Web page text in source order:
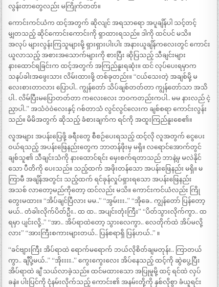
လွန်းတာတွေလည်း မကြိုက်တတ်။
ကောင်းကင်ယံက ထင့်အတွက် ဆိုလျင် အရသာရော အပူချိန်ပါ သင့်တင့်
မျှတသည့် ဆိုင်ကောင်းကောင်းကို ရှာထားရသည်။ ဒါကို ထင်ပင် မသိ။
အလုပ် များလွန်းကြသူများမို့ ရှားရှားပါးပါး အနားယူချိန်ကလေးတွင် ကောင်း
ယူလာသည့် အစားအသောက်များကို စားပြီး ဆိုပြသည့် သီချင်းများ
နားထောင်ရခြင်းက ထင့်အတွက် အကြည်နူးရဆုံး။ ထင် လုပ်ပေးရမှာက
သနပ်ခါးအဖွေးသား လိမ်းထားဖို့ တစ်ခုတည်း။ “ငယ်သေးတဲ့ အချစ်မို့ မ
လေးစားတာလား ပြောပါ.. ကျွန်တော် သိပ်ချစ်တတ်တာ ကျွန်တော်သာ အသိ
ပါ.. လိမ်ပြီးမပြောတတ်တာ ကလေးလေး ဘဝကတည်းကပါ.. မမ နားလည် ငဲ့
ညှာပါ..” အသံဝဲဝဲလေးနှင့် ဂစ်တာသံ လွင်လွင်လေးက ချစ်စရာ ကောင်းလွန်း
သည်။ မိမိအတွက် ဆိုသည့် ခံစားချက်က ရင်ကို အထူးကြည်နူးစေ၏။
လူအများ အပန်းပြေဖို့ ခရီးတွေ စီစဉ်ပေးရသည့် ထင့်လို လူအတွက် ငွေပေး
ဝယ်ရသည့် အပန်းဖြေနည်းတွေက ဘာတန်ဖိုးမှ မရှိ။ လရောင်အောက်တွင်
ချစ်သူ၏ သီချင်းသံကို နားထောင်ရင်း မှေးစက်ရတာသည် ဘာနဲ့မှ မလဲနိုင်
သော ပီတိကို ပေးသည်။ သည့်ထက် အဖိုးတန်သော အပန်းဖြေနည်း မရှိ။ မ
ကြာမီ အချိန်အတွင်း သည့်ထက် ရင်ခုန်လှုပ်ရှားရသော အပန်းဖြေနည်း
အသစ် လာတော့မည်ကိုတော့ ထင်လည်း မသိ။ ကောင်းကင်ယံလည်း ကြို
တွေးမထား။ “အိပ်ချင်ပြီလား မမ..” “အွမ်းးး..” “အိုခေ.. ကျွန်တော် ပြန်တော့
မယ်.. တံခါးလိုက်ပိတ်ဦး.. ထ ထ.. အပျင်းတုံးကြီး” “ပိတ်သွားလိုက်ကွာ.. ထ
ရမှာ ပျင်းလို့..” “အာ.. အိပ်ရာထဲတော့ သွားလေကွာ.. လေတိုက်ထဲ အိပ်မလို့
လား” “အားကြီးစကားများတယ်.. ပြန်စရာရှိ ပြန်ဟယ်..” ။
“ခင်ဗျားကြီး အိပ်ရာထဲ ရောက်မရောက် ဘယ်လိုစိတ်ချမတုန်း.. ကြာတယ်
ကွာ.. ချီပို့မယ်..” “အိုးးးး..” ကွေးကွေးလေး အိပ်နေသည့် ထင့်ကို ဆွဲပွေ့ပြီး
အိပ်ရာထဲ ချီ သယ်လာခဲ့သည်။ ထင်မထားသော အပြုမူမို့ ထင့် ရင်ထဲ လှပ်
ခနဲ။ ပါးပြင်ကို ငုံနမ်းလိုက်သည့် ကောင်း၏ အနမ်းတို့ကို နှစ်လိုစွာ ခံယူရင်း